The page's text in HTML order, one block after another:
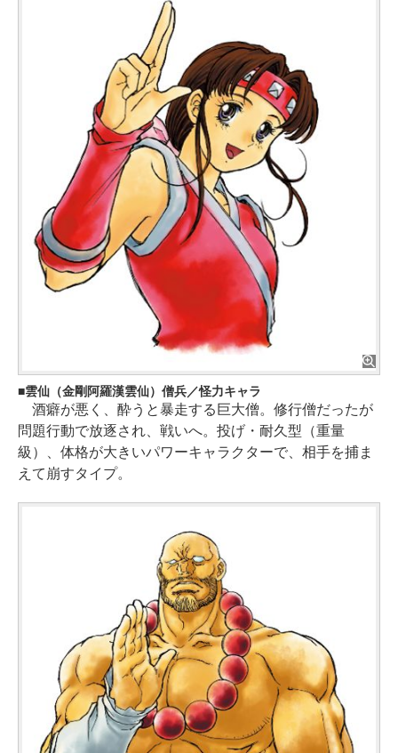
雲仙（金剛阿羅漢雲仙）僧兵／怪力キャラ
酒癖が悪く、酔うと暴走する巨大僧。修行僧だったが
問題行動で放逐され、戦いへ。投げ・耐久型（重量
級）、体格が大きいパワーキャラクターで、相手を捕ま
えて崩すタイプ。